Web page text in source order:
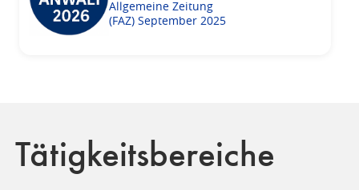
Allgemeine Zeitung
(FAZ) September 2025
Tätigkeitsbereiche